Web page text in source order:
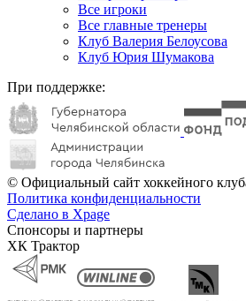
Все игроки
Все главные тренеры
Клуб Валерия Белоусова
Клуб Юрия Шумакова
При поддержке:
© Официальный сайт хоккейного
Политика конфиденциальности
Сделано в Xpage
Спонсоры и партнеры
ХК Трактор